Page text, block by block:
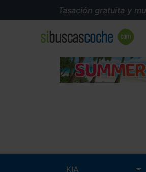
Tasación gratuita y muy